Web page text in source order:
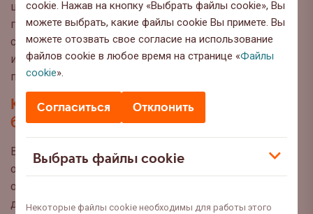
cookie. Нажав на кнопку «Выбрать файлы cookie», Вы
можете выбрать, какие файлы cookie Вы примете. Вы
можете отозвать свое согласие на использование
файлов cookie в любое время на странице «Файлы
cookie».
Согласиться Отклонить
Выбрать файлы cookie
Некоторые файлы cookie необходимы для работы этого
школу. Тогда родитель может очень осторожно начать
говорить об этом с ребенком. Тот может ответить не
сразу, но при этом он почувствует, что им
интересуются. Возможно, чуть позже он сможет
поделиться проблемой», – посоветовала психолог.
Каковы могут быть последствия
буллинга?
В зависимости от ситуации последствия могут быть
очень серьёзными. «Если этим не заниматься, не
обсуждать проблему, то при самом черном сценарии
дело может дойти до самоубийства, депрессии,